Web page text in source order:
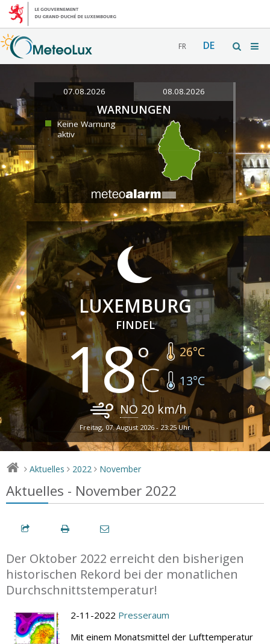
FR DE
07.08.2026 08.08.2026
WARNUNGEN
Keine Warnung
aktiv
LUXEMBURG
FINDEL
18 26°C
13°C
NO 20 km/h
Freitag, 07. August 2026 - 23:25 Uhr
> Aktuelles > 2022 > November
Aktuelles - November 2022
Der Oktober 2022 erreicht den bisherigen
historischen Rekord bei der monatlichen
Durchschnittstemperatur!
2-11-2022 Presseraum
Mit einem Monatsmittel der Lufttemperatur